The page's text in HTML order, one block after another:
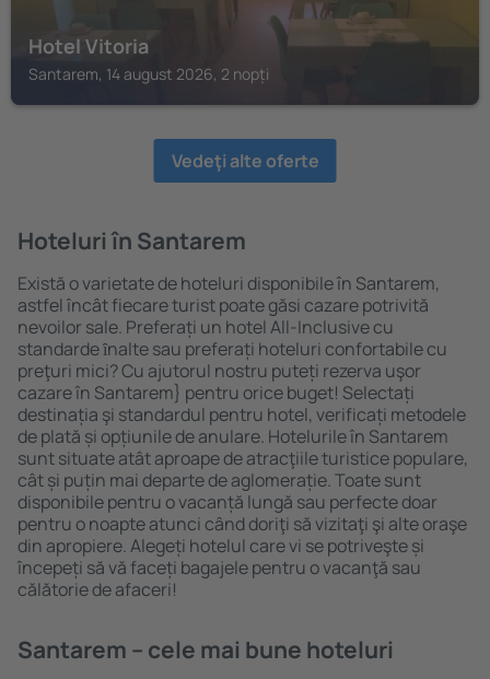
Hotel Vitoria
Santarem, 14 august 2026, 2 nopți
Vedeţi alte oferte
Hoteluri în Santarem
Există o varietate de hoteluri disponibile în Santarem,
astfel încât fiecare turist poate găsi cazare potrivită
nevoilor sale. Preferați un hotel All-Inclusive cu
standarde ȋnalte sau preferați hoteluri confortabile cu
preţuri mici? Cu ajutorul nostru puteți rezerva uşor
cazare în Santarem} pentru orice buget! Selectați
destinația şi standardul pentru hotel, verificați metodele
de plată și opțiunile de anulare. Hotelurile în Santarem
sunt situate atât aproape de atracţiile turistice populare,
cât și puțin mai departe de aglomerație. Toate sunt
disponibile pentru o vacanță lungă sau perfecte doar
pentru o noapte atunci când doriţi să vizitaţi şi alte oraşe
din apropiere. Alegeți hotelul care vi se potriveşte și
începeți să vă faceți bagajele pentru o vacanţă sau
călătorie de afaceri!
Santarem – cele mai bune hoteluri